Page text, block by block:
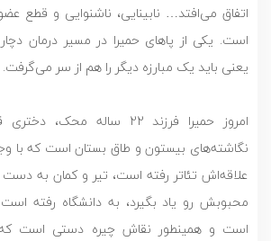
اتفاق می‌افتد… نابینایی، ناشنوایی و قطع
است. یکی از پاهای حمیرا در مسیر درمان
یعنی باید یک مبارزه دیگر را هم از سر می‌گرفت.
امروز حمیرا فرزند 22
نگاشته‌های بیستون و طاق بستان است که با
علاقه‌اش تئاتر رفته است، تیر و کمان به
محبوبش رو یاد بگیرد، به دانشگاه رفته
است و همینطور نقاش چیره دستی است که